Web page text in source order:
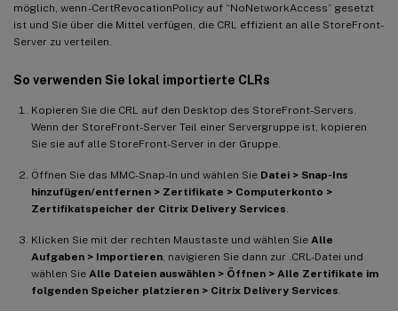
möglich, wenn -CertRevocationPolicy auf “NoNetworkAccess” gesetzt
ist und Sie über die Mittel verfügen, die CRL effizient an alle StoreFront-
Server zu verteilen.
So verwenden Sie lokal importierte CLRs
Kopieren Sie die CRL auf den Desktop des StoreFront-Servers.
Wenn der StoreFront-Server Teil einer Servergruppe ist, kopieren
Sie sie auf alle StoreFront-Server in der Gruppe.
Öffnen Sie das MMC-Snap-In und wählen Sie Datei > Snap-Ins
hinzufügen/entfernen > Zertifikate > Computerkonto >
Zertifikatspeicher der Citrix Delivery Services
Klicken Sie mit der rechten Maustaste und wählen Sie Alle
Aufgaben > Importieren , navigieren Sie dann zur .CRL-Datei und
wählen Sie Alle Dateien auswählen > Öffnen > Alle Zertifikate im
folgenden Speicher platzieren > Citrix Delivery Services